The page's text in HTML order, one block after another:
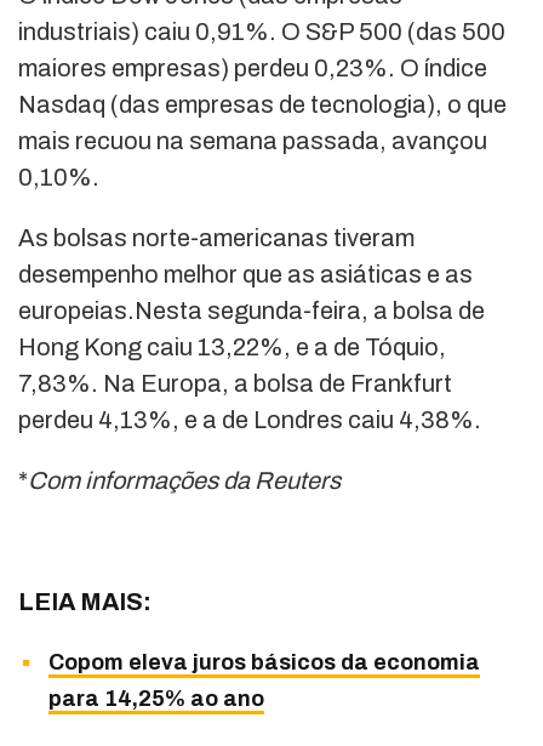
industriais) caiu 0,91%. O S&P 500 (das 500
maiores empresas) perdeu 0,23%. O índice
Nasdaq (das empresas de tecnologia), o que
mais recuou na semana passada, avançou
0,10%.
As bolsas norte-americanas tiveram
desempenho melhor que as asiáticas e as
europeias.Nesta segunda-feira, a bolsa de
Hong Kong caiu 13,22%, e a de Tóquio,
7,83%. Na Europa, a bolsa de Frankfurt
perdeu 4,13%, e a de Londres caiu 4,38%.
*Com informações da Reuters
LEIA MAIS:
Copom eleva juros básicos da economia
para 14,25% ao ano